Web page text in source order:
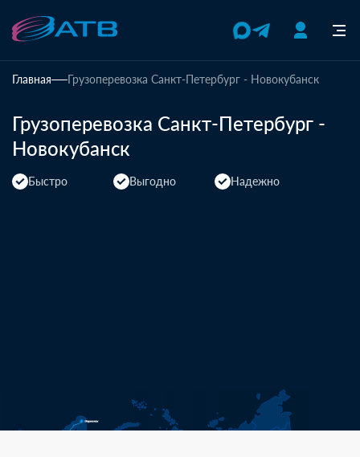
Главная Грузоперевозка Санкт-Петербург - Новокубанск
Грузоперевозка Санкт-Петербург -
Новокубанск
Быстро Выгодно Надежно